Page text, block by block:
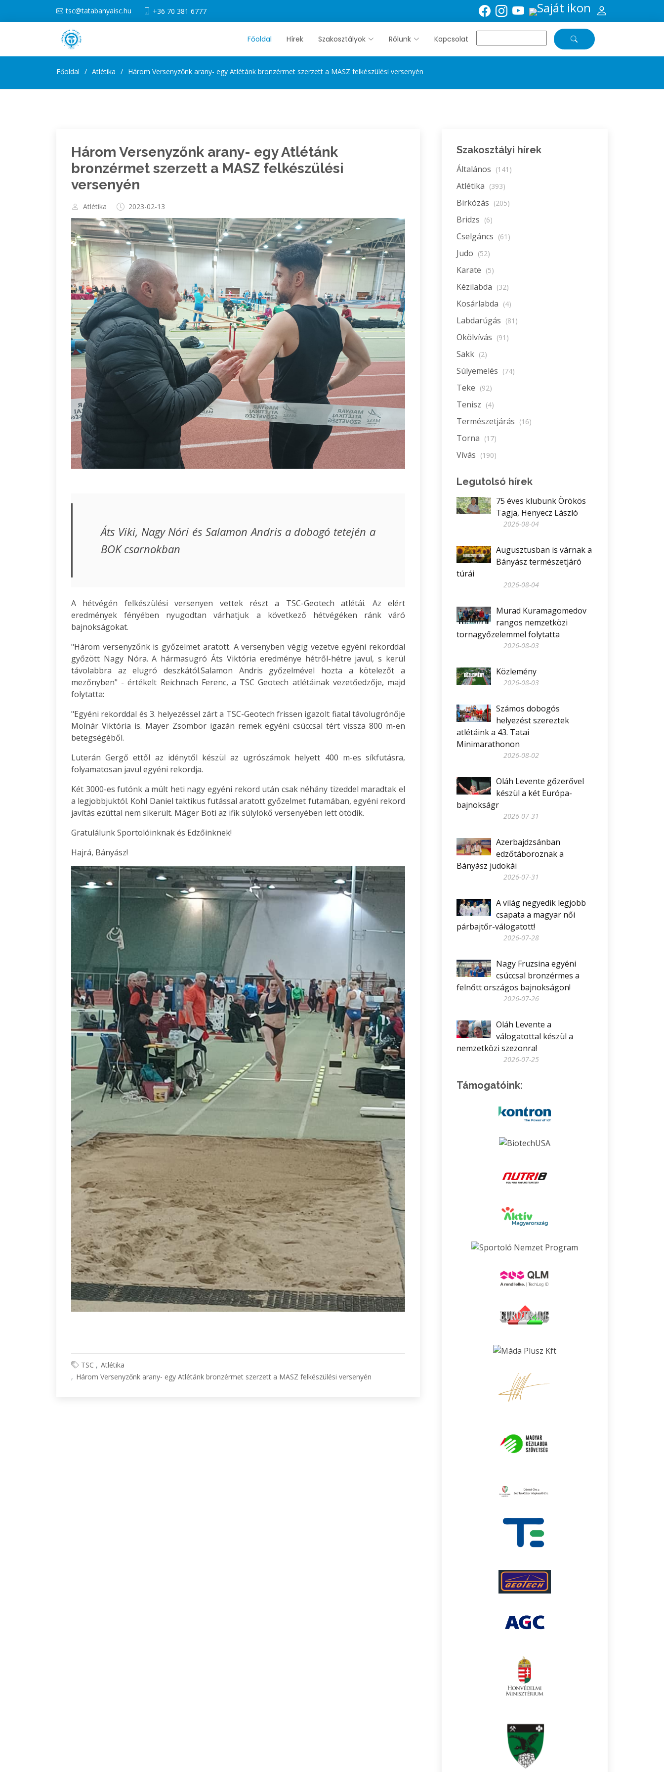
tsc@tatabanyaisc.hu +36 70 381 6777
Főoldal Hírek Szakosztályok Rólunk Kapcsolat
Főoldal Atlétika Három Versenyzőnk arany- egy Atlétánk bronzérmet szerzett a MASZ felkészülési versenyén
Három Versenyzőnk arany- egy Atlétánk
bronzérmet szerzett a MASZ felkészülési
versenyén
Atlétika 2023-02-13
Áts Viki, Nagy Nóri és Salamon Andris a dobogó tetején a
BOK csarnokban
A hétvégén felkészülési versenyen vettek részt a TSC-Geotech atlétái. Az elért
eredmények fényében nyugodtan várhatjuk a következő hétvégéken ránk váró
bajnokságokat.
"Három versenyzőnk is győzelmet aratott. A versenyben végig vezetve egyéni rekorddal
győzött Nagy Nóra. A hármasugró Áts Viktória eredménye hétről-hétre javul, s kerül
távolabbra az elugró deszkától.Salamon Andris győzelmével hozta a kötelezőt a
mezőnyben" - értékelt Reichnach Ferenc, a TSC Geotech atlétáinak vezetőedzője, majd
folytatta:
"Egyéni rekorddal és 3. helyezéssel zárt a TSC-Geotech frissen igazolt fiatal távolugrónője
Molnár Viktória is. Mayer Zsombor igazán remek egyéni csúccsal tért vissza 800 m-en
betegségéből.
Luterán Gergő ettől az idénytől készül az ugrószámok helyett 400 m-es síkfutásra,
folyamatosan javul egyéni rekordja.
Két 3000-es futónk a múlt heti nagy egyéni rekord után csak néhány tizeddel maradtak el
a legjobbjuktól. Kohl Daniel taktikus futással aratott győzelmet futamában, egyéni rekord
javítás ezúttal nem sikerült. Máger Boti az ifik súlylökő versenyében lett ötödik.
Gratulálunk Sportolóinknak és Edzőinknek!
Hajrá, Bányász!
TSC
Atlétika
Három Versenyzőnk arany- egy Atlétánk bronzérmet szerzett a MASZ felkészülési versenyén
Szakosztályi hírek
Általános (141)
Atlétika (393)
Birkózás (205)
Bridzs (6)
Cselgáncs (61)
Judo (52)
Karate (5)
Kézilabda (32)
Kosárlabda (4)
Labdarúgás (81)
Ökölvívás (91)
Sakk (2)
Súlyemelés (74)
Teke (92)
Tenisz (4)
Természetjárás (16)
Torna (17)
Vívás (190)
Legutolsó hírek
75 éves klubunk Örökös
Tagja, Henyecz László
2026-08-04
Augusztusban is várnak a
Bányász természetjáró
túrái
2026-08-04
Murad Kuramagomedov
rangos nemzetközi
tornagyőzelemmel folytatta
2026-08-03
Közlemény
2026-08-03
Számos dobogós
helyezést szereztek
atlétáink a 43. Tatai
Minimarathonon
2026-08-02
Oláh Levente gőzerővel
készül a két Európa-
bajnokságr
2026-07-31
Azerbajdzsánban
edzőtáboroznak a
Bányász judokái
2026-07-31
A világ negyedik legjobb
csapata a magyar női
párbajtőr-válogatott!
2026-07-28
Nagy Fruzsina egyéni
csúccsal bronzérmes a
felnőtt országos bajnokságon!
2026-07-26
Oláh Levente a
válogatottal készül a
nemzetközi szezonra!
2026-07-25
Támogatóink: